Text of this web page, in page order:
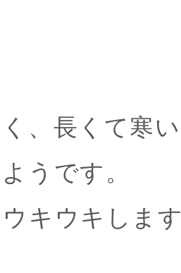
、長くて寒
うです。
キウキしま